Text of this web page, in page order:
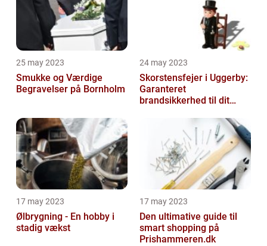
25 may 2023
Smukke og Værdige
Begravelser på Bornholm
24 may 2023
Skorstensfejer i Uggerby:
Garanteret
brandsikkerhed til dit
17 may 2023
Ølbrygning - En hobby i
stadig vækst
17 may 2023
Den ultimative guide til
smart shopping på
Prishammeren.dk